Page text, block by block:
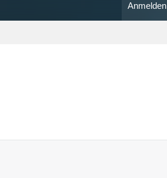
Anmelden